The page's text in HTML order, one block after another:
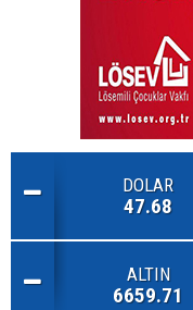
DOLAR
47.68
ALTIN
6659.71